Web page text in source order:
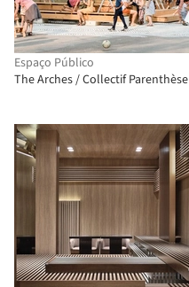
Espaço Público
The Arches / Collectif Parenthèse